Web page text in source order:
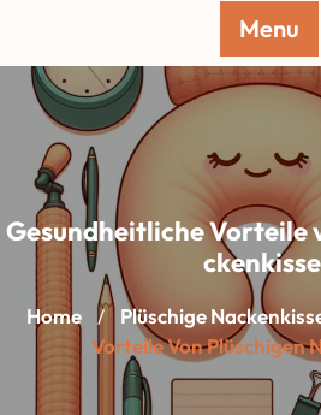
Menu
Gesundheitliche Vorteile
Home / Plüschige
Vorteile Von Plüschigen